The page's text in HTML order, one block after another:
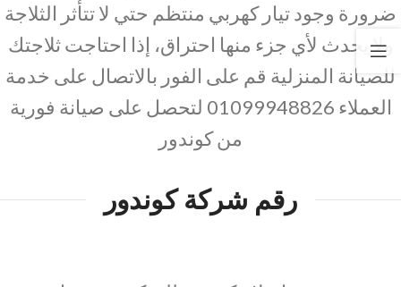
ضرورة وجود تيار كهربي منتظم حتي لا تتأثر الثلاجة
ولا يحدث لأي جزء منها احتراق، إذا احتاجت ثلاجتك
للصيانة المنزلية قم على الفور بالاتصال على خدمة
العملاء 01099948826 لتحصل على صيانة فورية
من كوندور
رقم شركة كوندور